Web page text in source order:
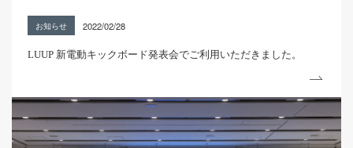
お知らせ 2022/02/28
LUUP 新電動キックボード発表会でご利用いただきました。